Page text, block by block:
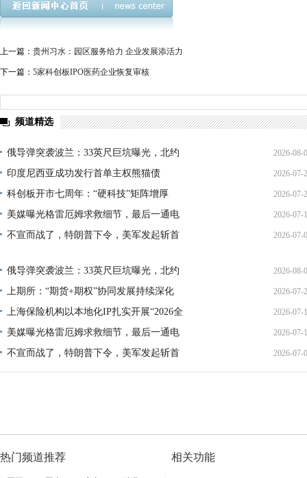
上一篇： 贵州习水：园区服务给力 企业发展添活力
下一篇： 5家科创板IPO医药企业恢复审核
频道精选
俄导弹突袭波兰：33英尺巨坑曝光，北约 2026-08-
印度尼西亚成功发行首单主权熊猫债 2026-07-
科创板开市七周年：“硬科技”矩阵增厚 2026-07-
美媒曝光格雷厄姆求救细节，最后一通电 2026-07-
不宣而战了，特朗普下令，美军发起斩首 2026-07-
俄导弹突袭波兰：33英尺巨坑曝光，北约 2026-08-
上期所：“期货+期权”协同发展持续深化 2026-07-
上海保险机构以本地化IP扎实开展“2026全 2026-07-
美媒曝光格雷厄姆求救细节，最后一通电 2026-07-
不宣而战了，特朗普下令，美军发起斩首 2026-07-
热门频道推荐 相关功能